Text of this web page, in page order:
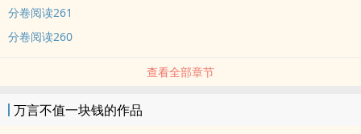
分卷阅读261
分卷阅读260
查看全部章节
万言不值一块钱的作品